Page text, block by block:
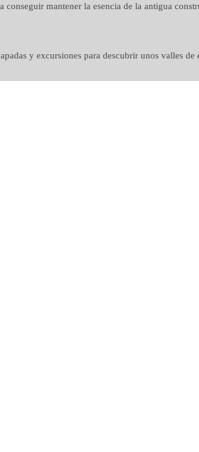
conseguir mantener la esencia de la antigua
y excursiones para descubrir unos valles de